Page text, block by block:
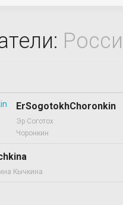
ErSogotokhChoronkin
Эр Соготох
Чоронкин
Кычкина